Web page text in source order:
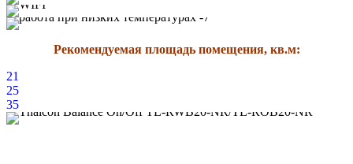
Рекомендуемая площадь помещения, кв.м:
21
25
35